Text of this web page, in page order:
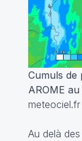
Cumuls de
AROME
meteociel.fr
Au delà